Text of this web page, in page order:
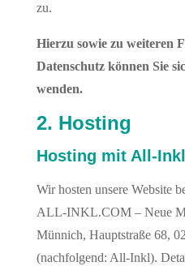
zu.
Hierzu sowie zu weiteren
Datenschutz können Sie
wenden.
2. Hosting
Hosting mit All-Inkl
Wir hosten unsere Website
ALL-INKL.COM – Neue
Münnich, Hauptstraße 68,
(nachfolgend: All-Inkl).